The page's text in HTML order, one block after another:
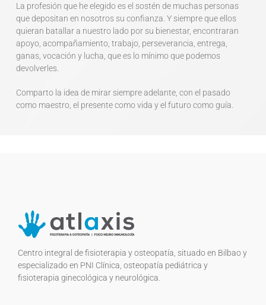
La profesión que he elegido es el sostén de muchas personas
que depositan en nosotros su confianza. Y siempre que ellos
quieran batallar a nuestro lado por su bienestar, encontraran
apoyo, acompañamiento, trabajo, perseverancia, entrega,
ganas, vocación y lucha, que es lo mínimo que podemos
devolverles.
Comparto la idea de mirar siempre adelante, con el pasado
como maestro, el presente como vida y el futuro como guía.
Centro integral de fisioterapia y osteopatía, situado en Bilbao y
especializado en PNI Clínica, osteopatía pediátrica y
fisioterapia ginecológica y neurológica.